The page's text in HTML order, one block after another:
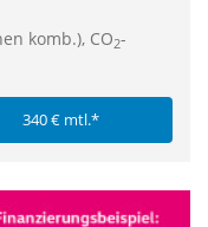
komb.), CO2-
340 € mtl.*